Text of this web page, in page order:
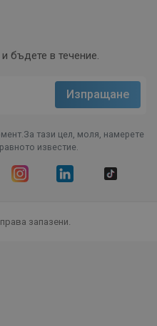
бъдете в течение.
тази цел, моля, намерете
известие.
запазени.